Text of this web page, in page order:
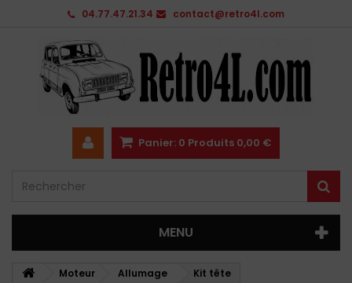
04.77.47.21.34 contact@retro4l.com
Panier: 0 Produits 0,00 €
MENU
Moteur Allumage Kit tête